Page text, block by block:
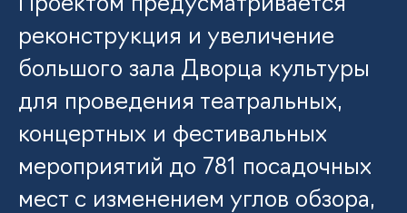
Проектом предусматривается
реконструкция и увеличение
большого зала Дворца культуры
для проведения театральных,
концертных и фестивальных
мероприятий до 781 посадочных
мест с изменением углов обзора,